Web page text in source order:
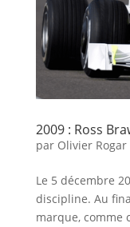
2009 : Ross
par Olivier
Le 5 décembre
discipline. Au
marque, comme